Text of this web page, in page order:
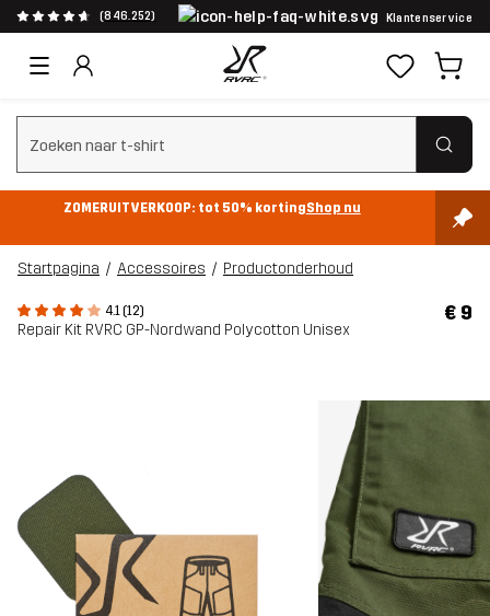
(846.252) Klantenservice
Zoeken wissen
ZOMERUITVERKOOP: tot 50% kortingShop nu
Startpagina Accessoires Productonderhoud
4.1 (12)
Repair Kit RVRC GP-Nordwand Polycotton Unisex
€ 9